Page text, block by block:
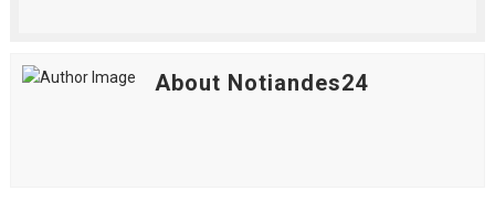
About Notiandes24